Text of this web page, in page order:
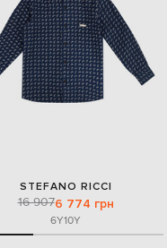
STEFANO RICCI
16 9076 774 грн
6Y10Y